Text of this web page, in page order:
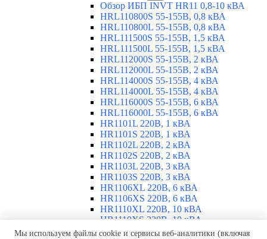
Обзор ИБП INVT HR11 0,8-10 кВА
HRL110800S 55-155В, 0,8 кВА
HRL110800L 55-155В, 0,8 кВА
HRL111500S 55-155В, 1,5 кВА
HRL111500L 55-155В, 1,5 кВА
HRL112000S 55-155В, 2 кВА
HRL112000L 55-155В, 2 кВА
HRL114000S 55-155В, 4 кВА
HRL114000L 55-155В, 4 кВА
HRL116000S 55-155В, 6 кВА
HRL116000L 55-155В, 6 кВА
HR1101L 220В, 1 кВА
HR1101S 220В, 1 кВА
HR1102L 220В, 2 кВА
HR1102S 220В, 2 кВА
HR1103L 220В, 3 кВА
HR1103S 220В, 3 кВА
HR1106XL 220В, 6 кВА
HR1106XS 220В, 6 кВА
HR1110XL 220В, 10 кВА
HR1110XS 220В, 10 кВА
ИБП INVT RM 10-90 кВА ▼
Мы используем файлы cookie и сервисы веб-аналитики (включая